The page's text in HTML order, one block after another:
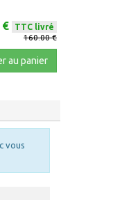
€
TTC livré
160.00 €
au panier
vous